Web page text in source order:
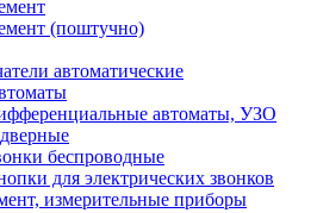
(поштучно)
автоматические
автоматы, УЗО
беспроводные
для электрических звонков
измерительные приборы